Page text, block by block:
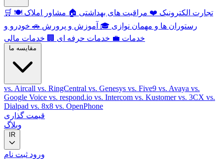
🛒 تجارت الکترونیک ❤️ مراقبت های بهداشتی 🏠 مشاور املاک 🍽️
رستوران ها و مهمان نوازی 🎓 آموزش و پرورش 🚗 خودرو و
خدمات 💼 خدمات حرفه ای 🏢 خدمات مالی
مقایسه ما
vs. Aircall vs. RingCentral vs. Genesys vs. Five9 vs. Avaya vs.
Google Voice vs. respond.io vs. Intercom vs. Kustomervs. 3CX vs.
Dialpad vs. 8x8 vs. OpenPhone
قیمت گذاری
وبلاگ
IR
ورود ثبت نام